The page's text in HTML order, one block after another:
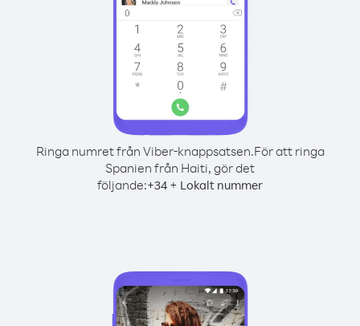
Ringa numret från Viber-knappsatsen.För att ringa
Spanien från Haiti, gör det
följande:+34 + Lokalt nummer